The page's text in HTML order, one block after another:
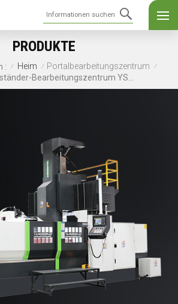
PRODUKTE
: / Heim / Portalbearbeitungszentrum /